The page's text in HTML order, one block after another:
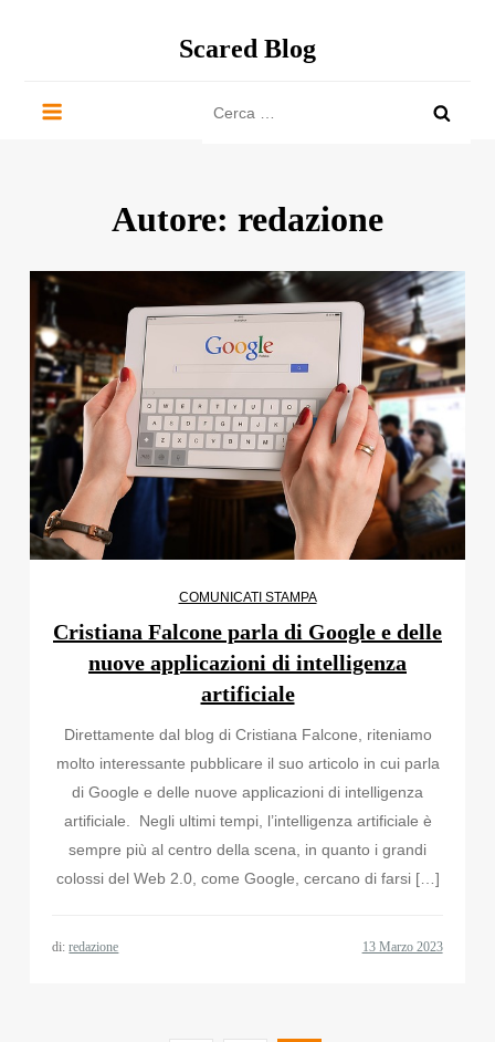
Scared Blog
per:
Autore: redazione
COMUNICATI STAMPA
Cristiana Falcone parla di Google e delle
nuove applicazioni di intelligenza
artificiale
Direttamente dal blog di Cristiana Falcone, riteniamo
molto interessante pubblicare il suo articolo in cui parla
di Google e delle nuove applicazioni di intelligenza
artificiale. Negli ultimi tempi, l’intelligenza artificiale è
sempre più al centro della scena, in quanto i grandi
colossi del Web 2.0, come Google, cercano di farsi […]
di:redazione